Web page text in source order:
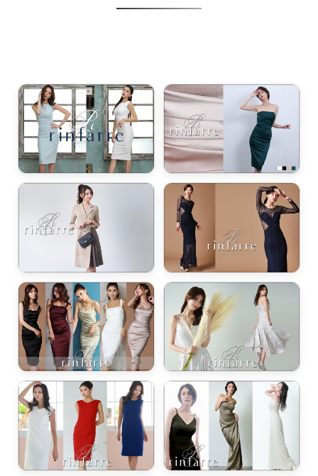
ース
、自分らしく、美しく。-
ンピース
エレガンスをひとさじー
エット。 夏の視線を独り占めする「夏の主役ラップロングドレス」